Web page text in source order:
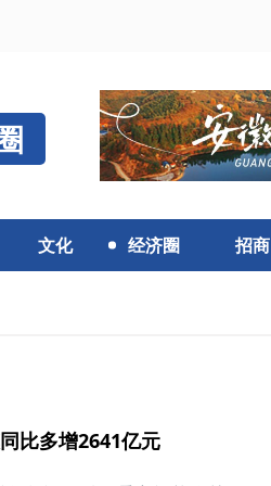
文化 经济圈 招商
比多增2641亿元